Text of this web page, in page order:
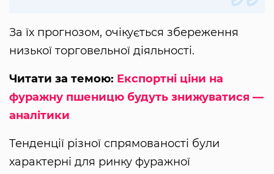
За їх прогнозом, очікується збереження
низької торговельної діяльності.
Читати за темою: Експортні ціни на
фуражну пшеницю будуть знижуватися —
аналітики
Тенденції різної спрямованості були
характерні для ринку фуражної